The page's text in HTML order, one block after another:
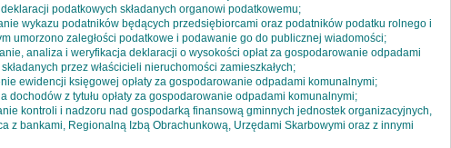
podatkowych składanych organowi podatkowemu;
wykazu podatników będących przedsiębiorcami oraz podatników podatku rolnego i
umorzono zaległości podatkowe i podawanie go do publicznej wiadomości;
analiza i weryfikacja deklaracji o wysokości opłat za gospodarowanie odpadami
przez właścicieli nieruchomości zamieszkałych;
ewidencji księgowej opłaty za gospodarowanie odpadami komunalnymi;
dochodów z tytułu opłaty za gospodarowanie odpadami komunalnymi;
kontroli i nadzoru nad gospodarką finansową gminnych jednostek organizacyjnych,
z bankami, Regionalną Izbą Obrachunkową, Urzędami Skarbowymi oraz z innymi